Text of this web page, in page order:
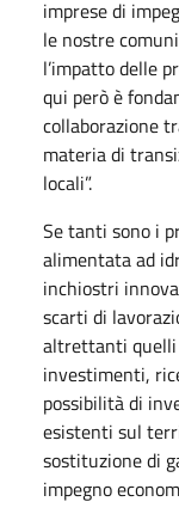
imprese di
le nostre
l’impatto delle
qui però è
collaborazione
materia di
locali”.
Se tanti sono i
alimentata ad
inchiostri
scarti di
altrettanti quelli
investimenti,
possibilità di
esistenti sul
sostituzione di
impegno